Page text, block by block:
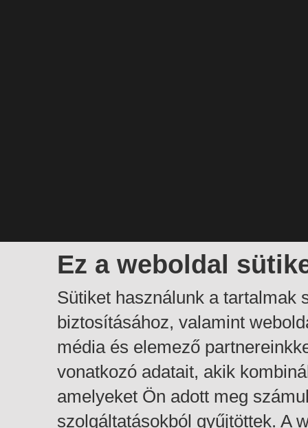
Ez a weboldal
Sütiket használunk a tartalmak
biztosításához, valamint
média és elemező
vonatkozó adatait, akik
amelyeket Ön adott meg
szolgáltatásokból gyűjtöttek. A